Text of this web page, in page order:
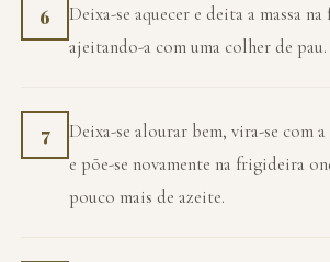
6
Deixa-se aquecer e deita a massa
ajeitando-a com uma colher de pau.
7
Deixa-se alourar bem, vira-se com
e põe-se novamente na frigideira
pouco mais de azeite.